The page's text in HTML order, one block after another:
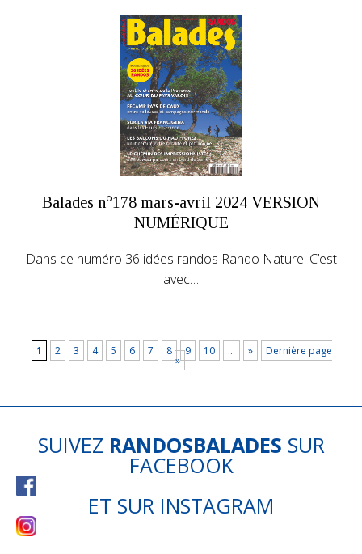
Balades n°178 mars-avril 2024 VERSION
NUMÉRIQUE
Dans ce numéro 36 idées randos Rando Nature. C’est
avec…
1 2 3 4 5 6 7 8 9 10 … » Dernière page
»
SUIVEZ RANDOSBALADES SUR
FACEBOOK
ET SUR INSTAGRAM